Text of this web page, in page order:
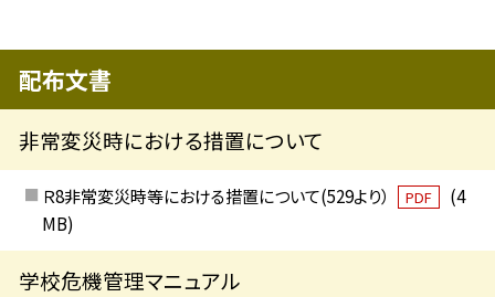
配布文書
非常変災時における措置について
Ｒ8非常変災時等における措置について(529より） PDF
(4
MB)
学校危機管理マニュアル